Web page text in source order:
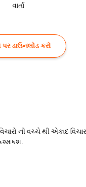
વાર્તા
ડાઉનલોડ કરો
ની વચ્ચે થી એકાદ